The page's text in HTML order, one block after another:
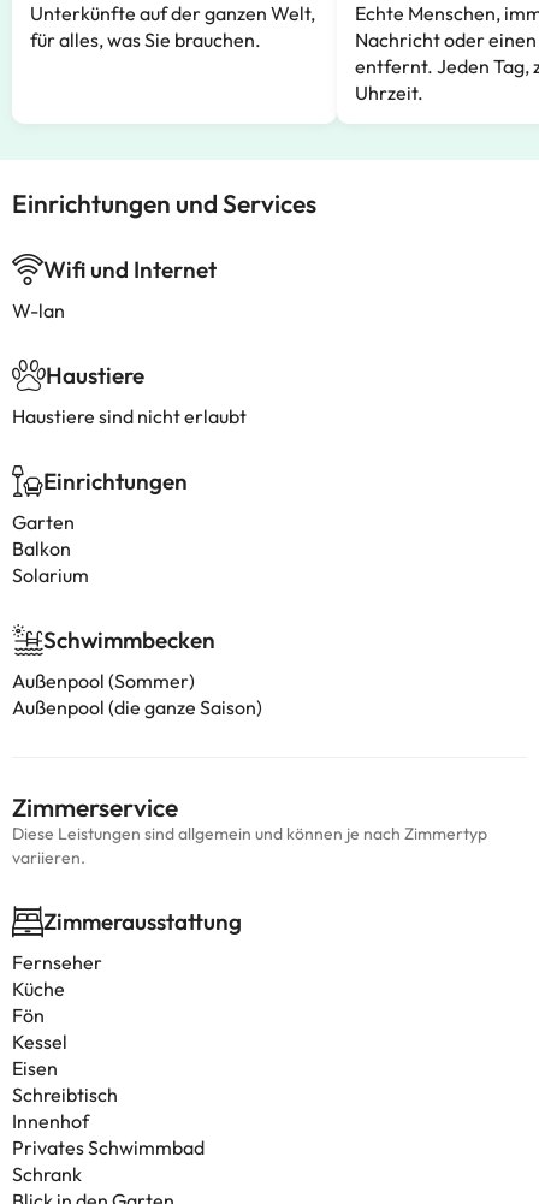
Unterkünfte auf der ganzen Welt,
für alles, was Sie brauchen.
Echte Menschen,
Nachricht oder
entfernt. Jeden Tag,
Uhrzeit.
Einrichtungen und Services
Wifi und Internet
W-lan
Haustiere
Haustiere sind nicht erlaubt
Einrichtungen
Garten
Balkon
Solarium
Schwimmbecken
Außenpool (Sommer)
Außenpool (die ganze Saison)
Zimmerservice
Diese Leistungen sind allgemein und können je nach Zimmertyp
variieren.
Zimmerausstattung
Fernseher
Küche
Fön
Kessel
Eisen
Schreibtisch
Innenhof
Privates Schwimmbad
Schrank